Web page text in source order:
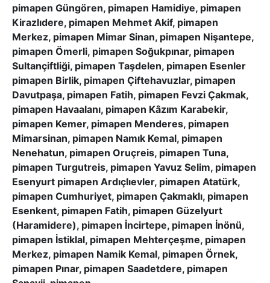
pimapen Güngören, pimapen Hamidiye, pimapen
Kirazlıdere, pimapen Mehmet Akif, pimapen
Merkez, pimapen Mimar Sinan, pimapen Nişantepe,
pimapen Ömerli, pimapen Soğukpınar, pimapen
Sultançiftliği, pimapen Taşdelen, pimapen Esenler
pimapen Birlik, pimapen Çiftehavuzlar, pimapen
Davutpaşa, pimapen Fatih, pimapen Fevzi Çakmak,
pimapen Havaalanı, pimapen Kâzım Karabekir,
pimapen Kemer, pimapen Menderes, pimapen
Mimarsinan, pimapen Namık Kemal, pimapen
Nenehatun, pimapen Oruçreis, pimapen Tuna,
pimapen Turgutreis, pimapen Yavuz Selim, pimapen
Esenyurt pimapen Ardıçlıevler, pimapen Atatürk,
pimapen Cumhuriyet, pimapen Çakmaklı, pimapen
Esenkent, pimapen Fatih, pimapen Güzelyurt
(Haramidere), pimapen İncirtepe, pimapen İnönü,
pimapen İstiklal, pimapen Mehterçeşme, pimapen
Merkez, pimapen Namik Kemal, pimapen Örnek,
pimapen Pınar, pimapen Saadetdere, pimapen